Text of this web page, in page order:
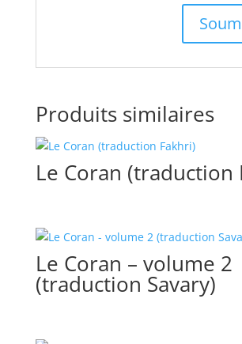
Produits similaires
Le Coran (traduction
Le Coran – volume 2
(traduction Savary)